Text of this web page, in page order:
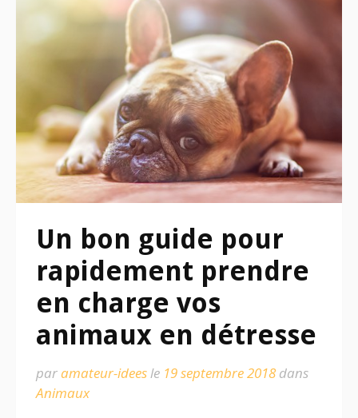
Un bon guide pour
rapidement prendre
en charge vos
animaux en détresse
paramateur-ideesle 19 septembre 2018dans
Animaux